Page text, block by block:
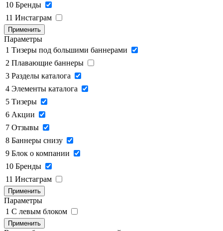
10 Бренды
11 Инстаграм
Применить
Параметры
1 Тизеры под большими баннерами
2 Плавающие баннеры
3 Разделы каталога
4 Элементы каталога
5 Тизеры
6 Акции
7 Отзывы
8 Баннеры снизу
9 Блок о компании
10 Бренды
11 Инстаграм
Применить
Параметры
1 C левым блоком
Применить